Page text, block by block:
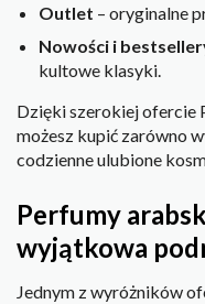
Outlet – oryginalne
Nowości i
kultowe klasyki.
Dzięki szerokiej ofercie
możesz kupić zarówno
codzienne ulubione
Perfumy
wyjątkowa
Jednym z wyróżników